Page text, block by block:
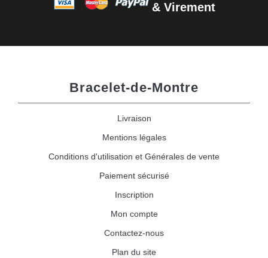
& Virement
Bracelet-de-Montre
Livraison
Mentions légales
Conditions d'utilisation et Générales de vente
Paiement sécurisé
Inscription
Mon compte
Contactez-nous
Plan du site